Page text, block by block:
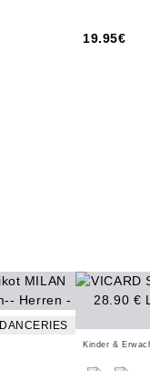
19.95€
DANCERIES
Kinder &